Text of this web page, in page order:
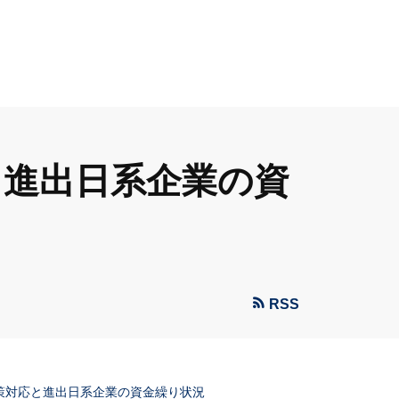
出日系企業の資
RSS
応と進出日系企業の資金繰り状況